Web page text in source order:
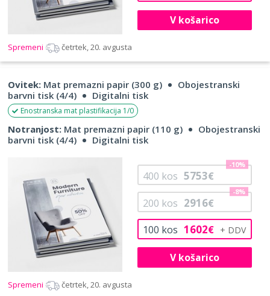
V košarico
Spremeni četrtek, 20. avgusta
Ovitek: Mat premazni papir (300 g)
Obojestranski
barvni tisk (4/4)
Digitalni tisk
Enostranska mat plastifikacija 1/0
Notranjost: Mat premazni papir (110 g)
Obojestranski
barvni tisk (4/4)
Digitalni tisk
100 kos 1602€
200 kos 2916€
-8%
400 kos 5753€
-10%
V košarico
Spremeni četrtek, 20. avgusta